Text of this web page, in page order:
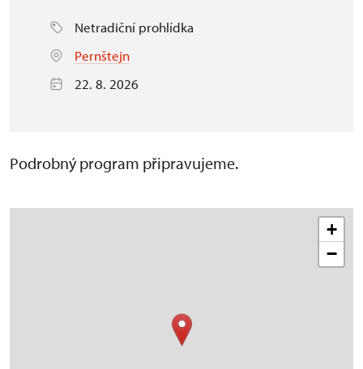
Netradiční prohlídka
Pernštejn
22. 8. 2026
Podrobný program připravujeme.
+
−